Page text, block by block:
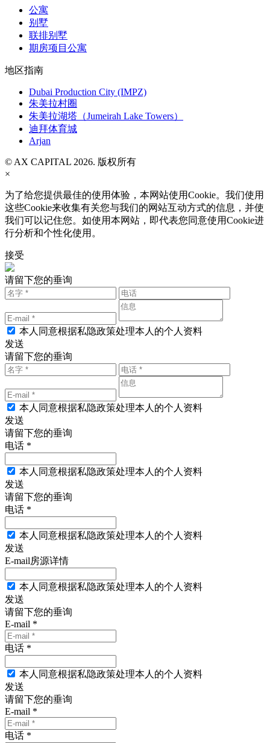
公寓
别墅
联排别墅
期房项目公寓
地区指南
Dubai Production City (IMPZ)
朱美拉村圈
朱美拉湖塔（Jumeirah Lake Towers）
迪拜体育城
Arjan
© AX CAPITAL 2026. 版权所有
×
为了给您提供最佳的使用体验，本网站使用Cookie。我们使用
这些Cookie来收集有关您与我们的网站互动方式的信息，并使
我们可以记住您。如使用本网站，即代表您同意使用Cookie进
行分析和个性化使用。
接受
请留下您的垂询
本人同意根据私隐政策处理本人的个人资料
发送
请留下您的垂询
本人同意根据私隐政策处理本人的个人资料
发送
请留下您的垂询
电话 *
本人同意根据私隐政策处理本人的个人资料
发送
请留下您的垂询
电话 *
本人同意根据私隐政策处理本人的个人资料
发送
E-mail房源详情
本人同意根据私隐政策处理本人的个人资料
发送
请留下您的垂询
E-mail *
电话 *
本人同意根据私隐政策处理本人的个人资料
发送
请留下您的垂询
E-mail *
电话 *